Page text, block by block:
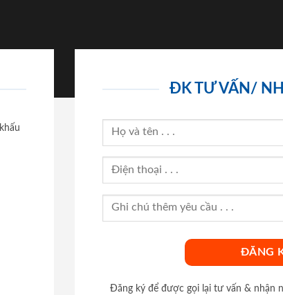
ĐK TƯ VẤN/
Đăng ký để được gọi lại tư vấn & nhận